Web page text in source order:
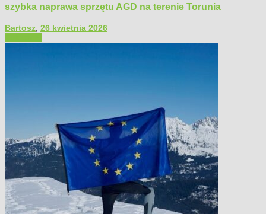
szybka naprawa sprzętu AGD na terenie Torunia
Bartosz, 26 kwietnia 2026